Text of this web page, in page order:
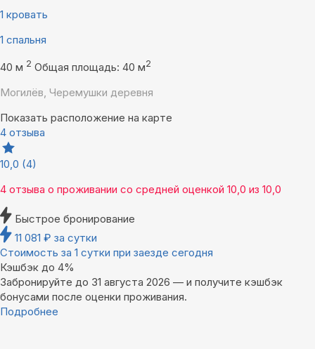
1 кровать
1 спальня
40 м 2 Общая площадь: 40 м2
Могилёв, Черемушки деревня
Показать расположение на карте
4 отзыва
10,0 (4)
4 отзыва о проживании со средней оценкой 10,0 из 10,0
Быстрое бронирование
11 081 ₽ за сутки
Стоимость за 1 сутки при заезде сегодня
Кэшбэк до 4%
Забронируйте до 31 августа 2026 — и получите кэшбэк
бонусами после оценки проживания.
Подробнее